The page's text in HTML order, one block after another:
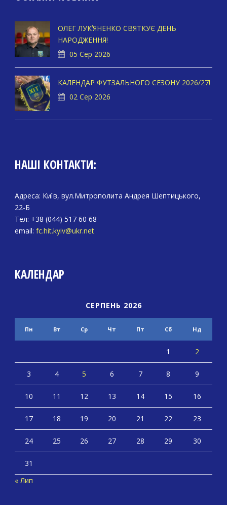
ОЛЕГ ЛУКʼЯНЕНКО СВЯТКУЄ ДЕНЬ
НАРОДЖЕННЯ!
05 Сер 2026
КАЛЕНДАР ФУТЗАЛЬНОГО СЕЗОНУ 2026/27!
02 Сер 2026
НАШІ КОНТАКТИ:
Адреса: Київ, вул.Митрополита Андрея Шептицького,
22-Б
Тел: +38 (044) 517 60 68
email: fc.hit.kyiv@ukr.net
КАЛЕНДАР
СЕРПЕНЬ 2026
Пн Вт Ср Чт Пт Сб Нд
1 2
3 4 5 6 7 8 9
10 11 12 13 14 15 16
17 18 19 20 21 22 23
24 25 26 27 28 29 30
31
« Лип